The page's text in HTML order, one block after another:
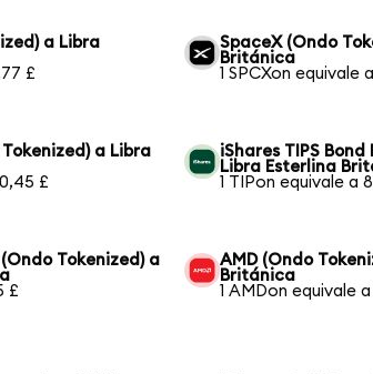
a Libra
£
SpaceX (Ondo
Británica
1 SPCXon equivale a
a Libra
£
iShares TIPS
Libra Esterlina
1 TIPon equivale a
(Ondo Tokenized) a
£
AMD (Ondo
Británica
1 AMDon equivale